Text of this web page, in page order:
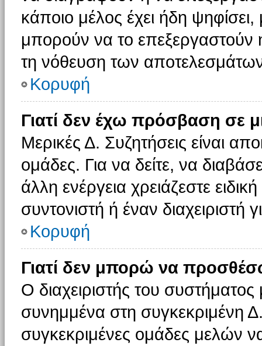
κάποιο μέλος έχει ήδη ψηφίσει,
μπορούν να το επεξεργαστούν
τη νόθευση των
Κορυφή
Γιατί δεν έχω πρόσβαση σε
Μερικές Δ. Συζητήσεις είναι
ομάδες. Για να δείτε, να
άλλη ενέργεια χρειάζεστε
συντονιστή ή έναν διαχειριστή
Κορυφή
Γιατί δεν μπορώ να
Ο διαχειριστής του
συνημμένα στη συγκεκριμένη
συγκεκριμένες ομάδες μελών